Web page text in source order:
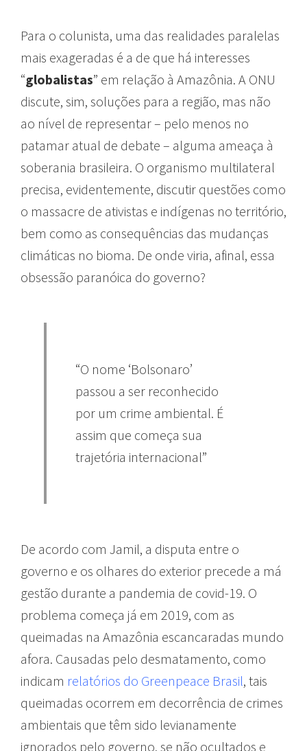
Para o colunista, uma das realidades paralelas
mais exageradas é a de que há interesses
“globalistas” em relação à Amazônia. A ONU
discute, sim, soluções para a região, mas não
ao nível de representar – pelo menos no
patamar atual de debate – alguma ameaça à
soberania brasileira. O organismo multilateral
precisa, evidentemente, discutir questões como
o massacre de ativistas e indígenas no território,
bem como as consequências das mudanças
climáticas no bioma. De onde viria, afinal, essa
obsessão paranóica do governo?
“O nome ‘Bolsonaro’
passou a ser reconhecido
por um crime ambiental. É
assim que começa sua
trajetória internacional”
De acordo com Jamil, a disputa entre o
governo e os olhares do exterior precede a má
gestão durante a pandemia de covid-19. O
problema começa já em 2019, com as
queimadas na Amazônia escancaradas mundo
afora. Causadas pelo desmatamento, como
indicam relatórios do Greenpeace Brasil, tais
queimadas ocorrem em decorrência de crimes
ambientais que têm sido levianamente
ignorados pelo governo, se não ocultados e